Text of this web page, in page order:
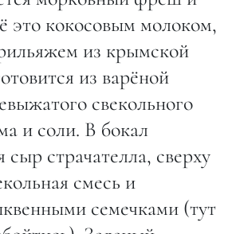
это кокосовым молоком,
из крымской
из варёной
свекольного
и соли. В бокал
сыр страчателла, сверху
смесь и
семечками (тут